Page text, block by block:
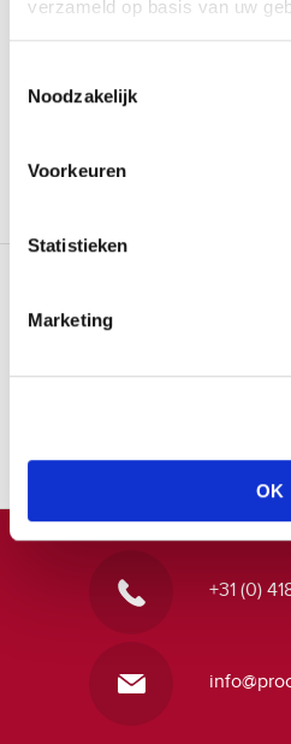
verzameld op basis van uw
Noodzakelijk
Voorkeuren
Statistieken
Marketing
OK
ONZE
+31 (0)